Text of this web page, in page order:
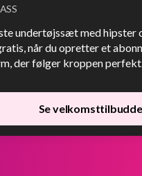
undertøjssæt med hipster
når du opretter et
der følger kroppen
Se